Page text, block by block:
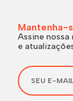
Mantenha-
Assine
e